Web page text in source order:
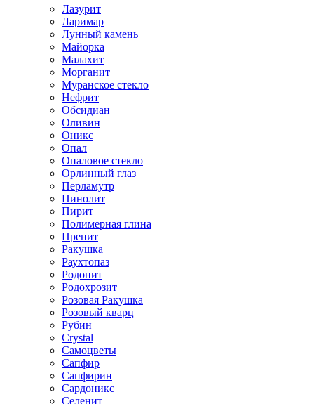
Лазурит
Ларимар
Лунный камень
Майорка
Малахит
Морганит
Муранское стекло
Нефрит
Обсидиан
Оливин
Оникс
Опал
Опаловое стекло
Орлинный глаз
Перламутр
Пинолит
Пирит
Полимерная глина
Пренит
Ракушка
Раухтопаз
Родонит
Родохрозит
Розовая Ракушка
Розовый кварц
Рубин
Сrystal
Самоцветы
Сапфир
Сапфирин
Сардоникс
Селенит